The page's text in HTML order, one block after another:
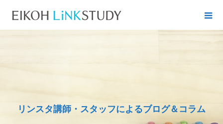
リ ンスタ講師 ・ スタ ッ フによ るブログ＆ コ ラム